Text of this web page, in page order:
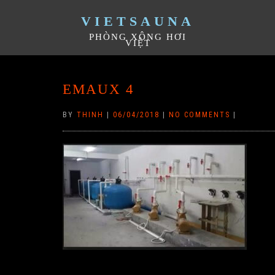
VIETSAUNA
PHÒNG XÔNG HƠI
VIỆT
EMAUX 4
BY THINH 06/04/2018 NO COMMENTS